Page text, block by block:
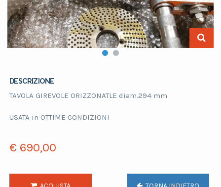
DESCRIZIONE
TAVOLA GIREVOLE ORIZZONATLE diam.294 mm
USATA in OTTIME CONDIZIONI
€ 690,00